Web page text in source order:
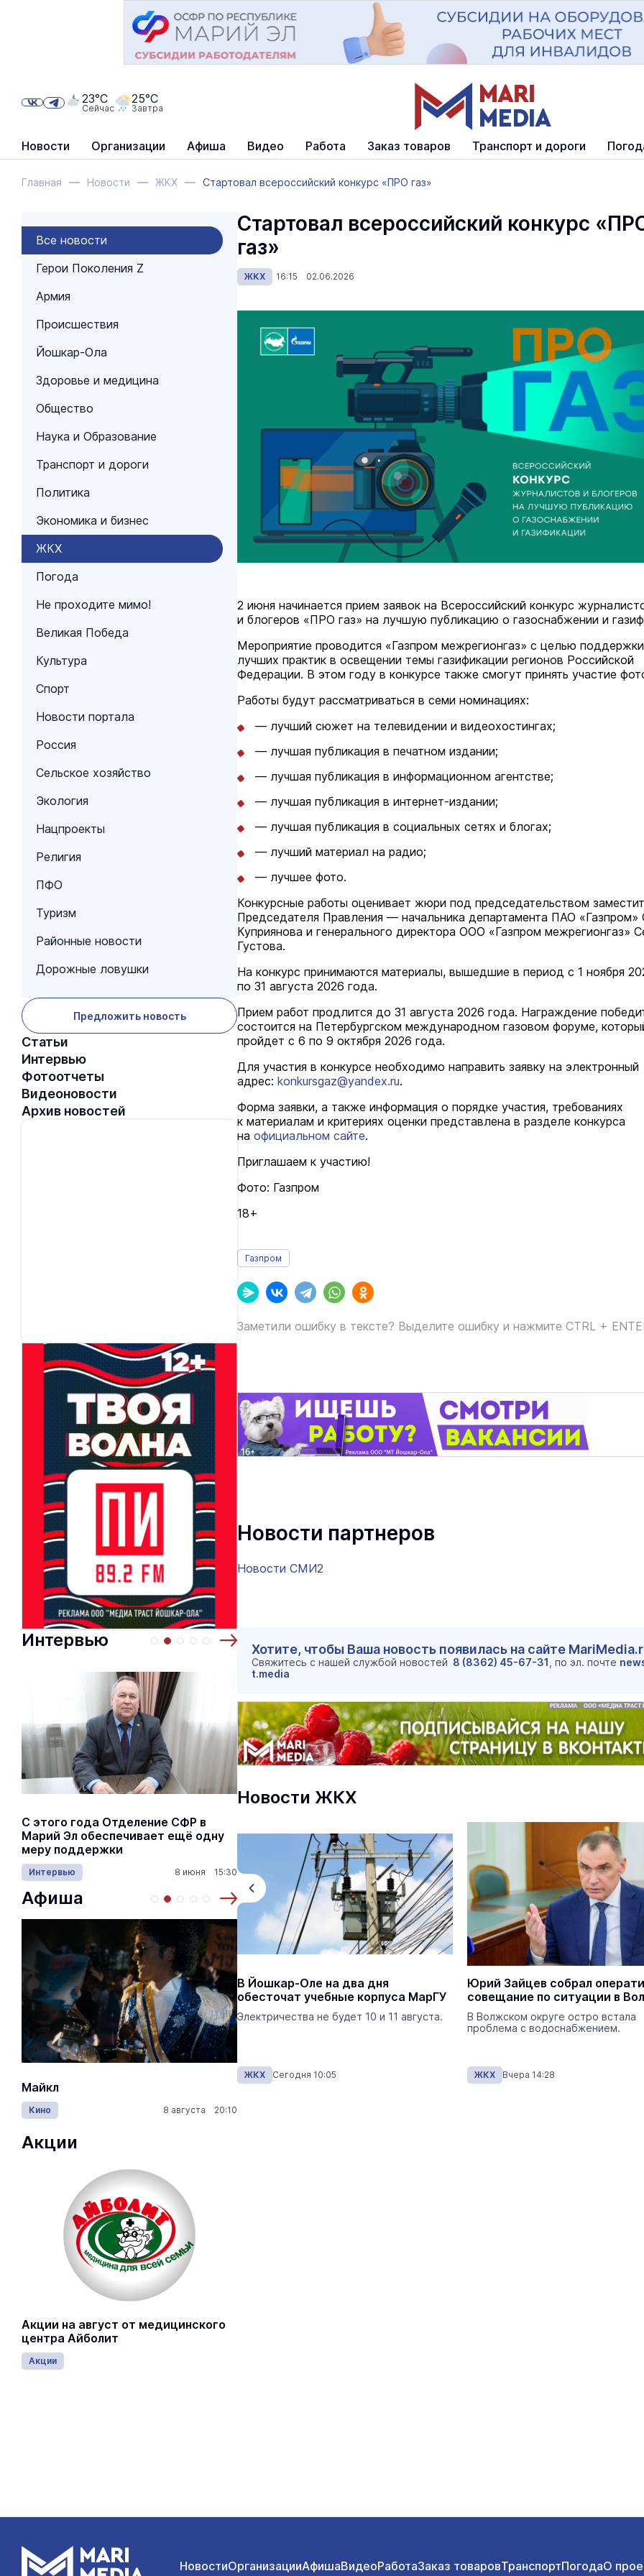
Новости Организации Афиша Видео Работа Заказ товаров Транспорт и дороги
23°C
Сейчас
25°C
Завтра
Главная Новости ЖКХ Стартовал всероссийский конкурс «ПРО газ»
Все новости
Герои Поколения Z
Армия
Происшествия
Йошкар-Ола
Здоровье и медицина
Общество
Наука и Образование
Транспорт и дороги
Политика
Экономика и бизнес
ЖКХ
Погода
Не проходите мимо!
Великая Победа
Культура
Спорт
Новости портала
Россия
Сельское хозяйство
Экология
Нацпроекты
Религия
ПФО
Туризм
Районные новости
Дорожные ловушки
Предложить новость
Статьи
Интервью
Фотоотчеты
Видеоновости
Архив новостей
Интервью
С этого года Отделение СФР в
Марий Эл обеспечивает ещё одну
меру поддержки
Интервью 8 июня 15:30
Алексей Ямаев о премьере в театре
Шкетана: «Для меня не бывает
лёгких спектаклей»
Культура 18 марта 11:05
Как узнать на законных
кто собственник
Интервью
Афиша
Майкл
Кино 8 августа 20:10
Лида / Lida
На ощупь. Путеводитель
Акции
Акции на август от медицинского
центра Айболит
Акции
Стартовал всероссийский конкурс
газ»
ЖКХ 16:15 02.06.2026
2 июня начинается прием заявок на Всероссийский конкурс
и блогеров «ПРО газ» на лучшую публикацию о газоснабжении и
Мероприятие проводится «Газпром межрегионгаз» с целью поддержки
лучших практик в освещении темы газификации регионов Российской
Федерации. В этом году в конкурсе также смогут принять участие
Работы будут рассматриваться в семи номинациях:
— лучший сюжет на телевидении и видеохостингах;
— лучшая публикация в печатном издании;
— лучшая публикация в информационном агентстве;
— лучшая публикация в интернет-издании;
— лучшая публикация в социальных сетях и блогах;
— лучший материал на радио;
— лучшее фото.
Конкурсные работы оценивает жюри под председательством
Председателя Правления — начальника департамента ПАО «Газпром»
Куприянова и генерального директора ООО «Газпром межрегионгаз»
Густова.
На конкурс принимаются материалы, вышедшие в период с 1 ноября
по 31 августа 2026 года.
Прием работ продлится до 31 августа 2026 года. Награждение
состоится на Петербургском международном газовом форуме,
пройдет с 6 по 9 октября 2026 года.
Для участия в конкурсе необходимо направить заявку на электронный
адрес: konkursgaz@yandex.ru.
Форма заявки, а также информация о порядке участия, требованиях
к материалам и критериях оценки представлена в разделе конкурса
на официальном сайте.
Приглашаем к участию!
Фото: Газпром
18+
Газпром
Заметили ошибку в тексте? Выделите ошибку и нажмите CTRL +
Новости партнеров
Новости СМИ2
Хотите, чтобы Ваша новость появилась на сайте
Свяжитесь с нашей службой новостей 8 (8362) 45-67-31 , по эл. почте
t.media
Новости ЖКХ
Из-за непогоды энергетики Марий
Эл переведены в режим
повышенной готовности
К оперативному реагированию
подготовлены 57 бригад «Мариэнерго».
В Йошкар-Оле на два дня
обесточат учебные корпуса МарГУ
Электричества не будет 10 и 11 августа.
ЖКХ Сегодня 10:05
Юрий Зайцев собрал
совещание по ситуации в
В Волжском округе остро встала
проблема с водоснабжением.
ЖКХ Вчера 14:28
В марийском лесу засекли
бесшумную хищницу
Экология Сегодня
НовостиОрганизацииАфишаВидеоРаботаЗаказ товаровТранспортПогодаО